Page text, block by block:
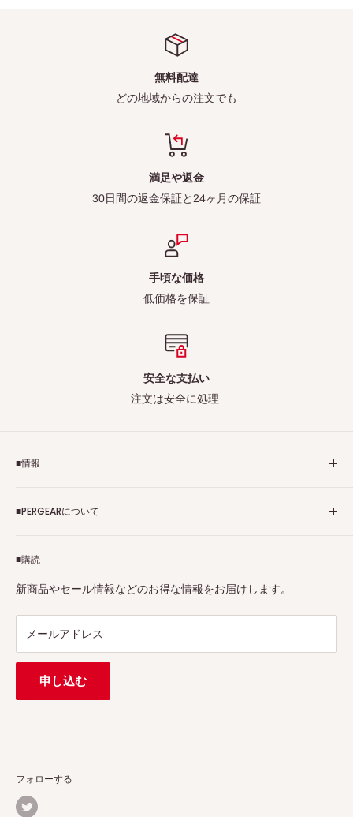
無料配達
どの地域からの注文でも
満足や返金
30日間の返金保証と24ヶ月の保証
手頃な価格
低価格を保証
安全な支払い
注文は安全に処理
■購読
新商品やセール情報などのお得な情報をお届けします。
メールアドレス
申し込む
■情報
個人情報保護方針
Tax-free
特定商取引法に基づく表示
■PERGEARについて
7Artisans、FIMIなど各撮影機材ブランドの正規代理店です。
プロ、アマチュアを問わず、さまざまな撮影製品を取り揃え
連絡先： support@pergear.co.jp
フォローする